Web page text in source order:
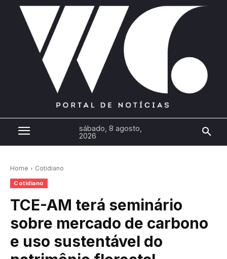
sábado, 8 agosto,
2026
Home Cotidiano
Cotidiano
TCE-AM terá seminário
sobre mercado de carbono
e uso sustentável do